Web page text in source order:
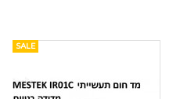
SALE